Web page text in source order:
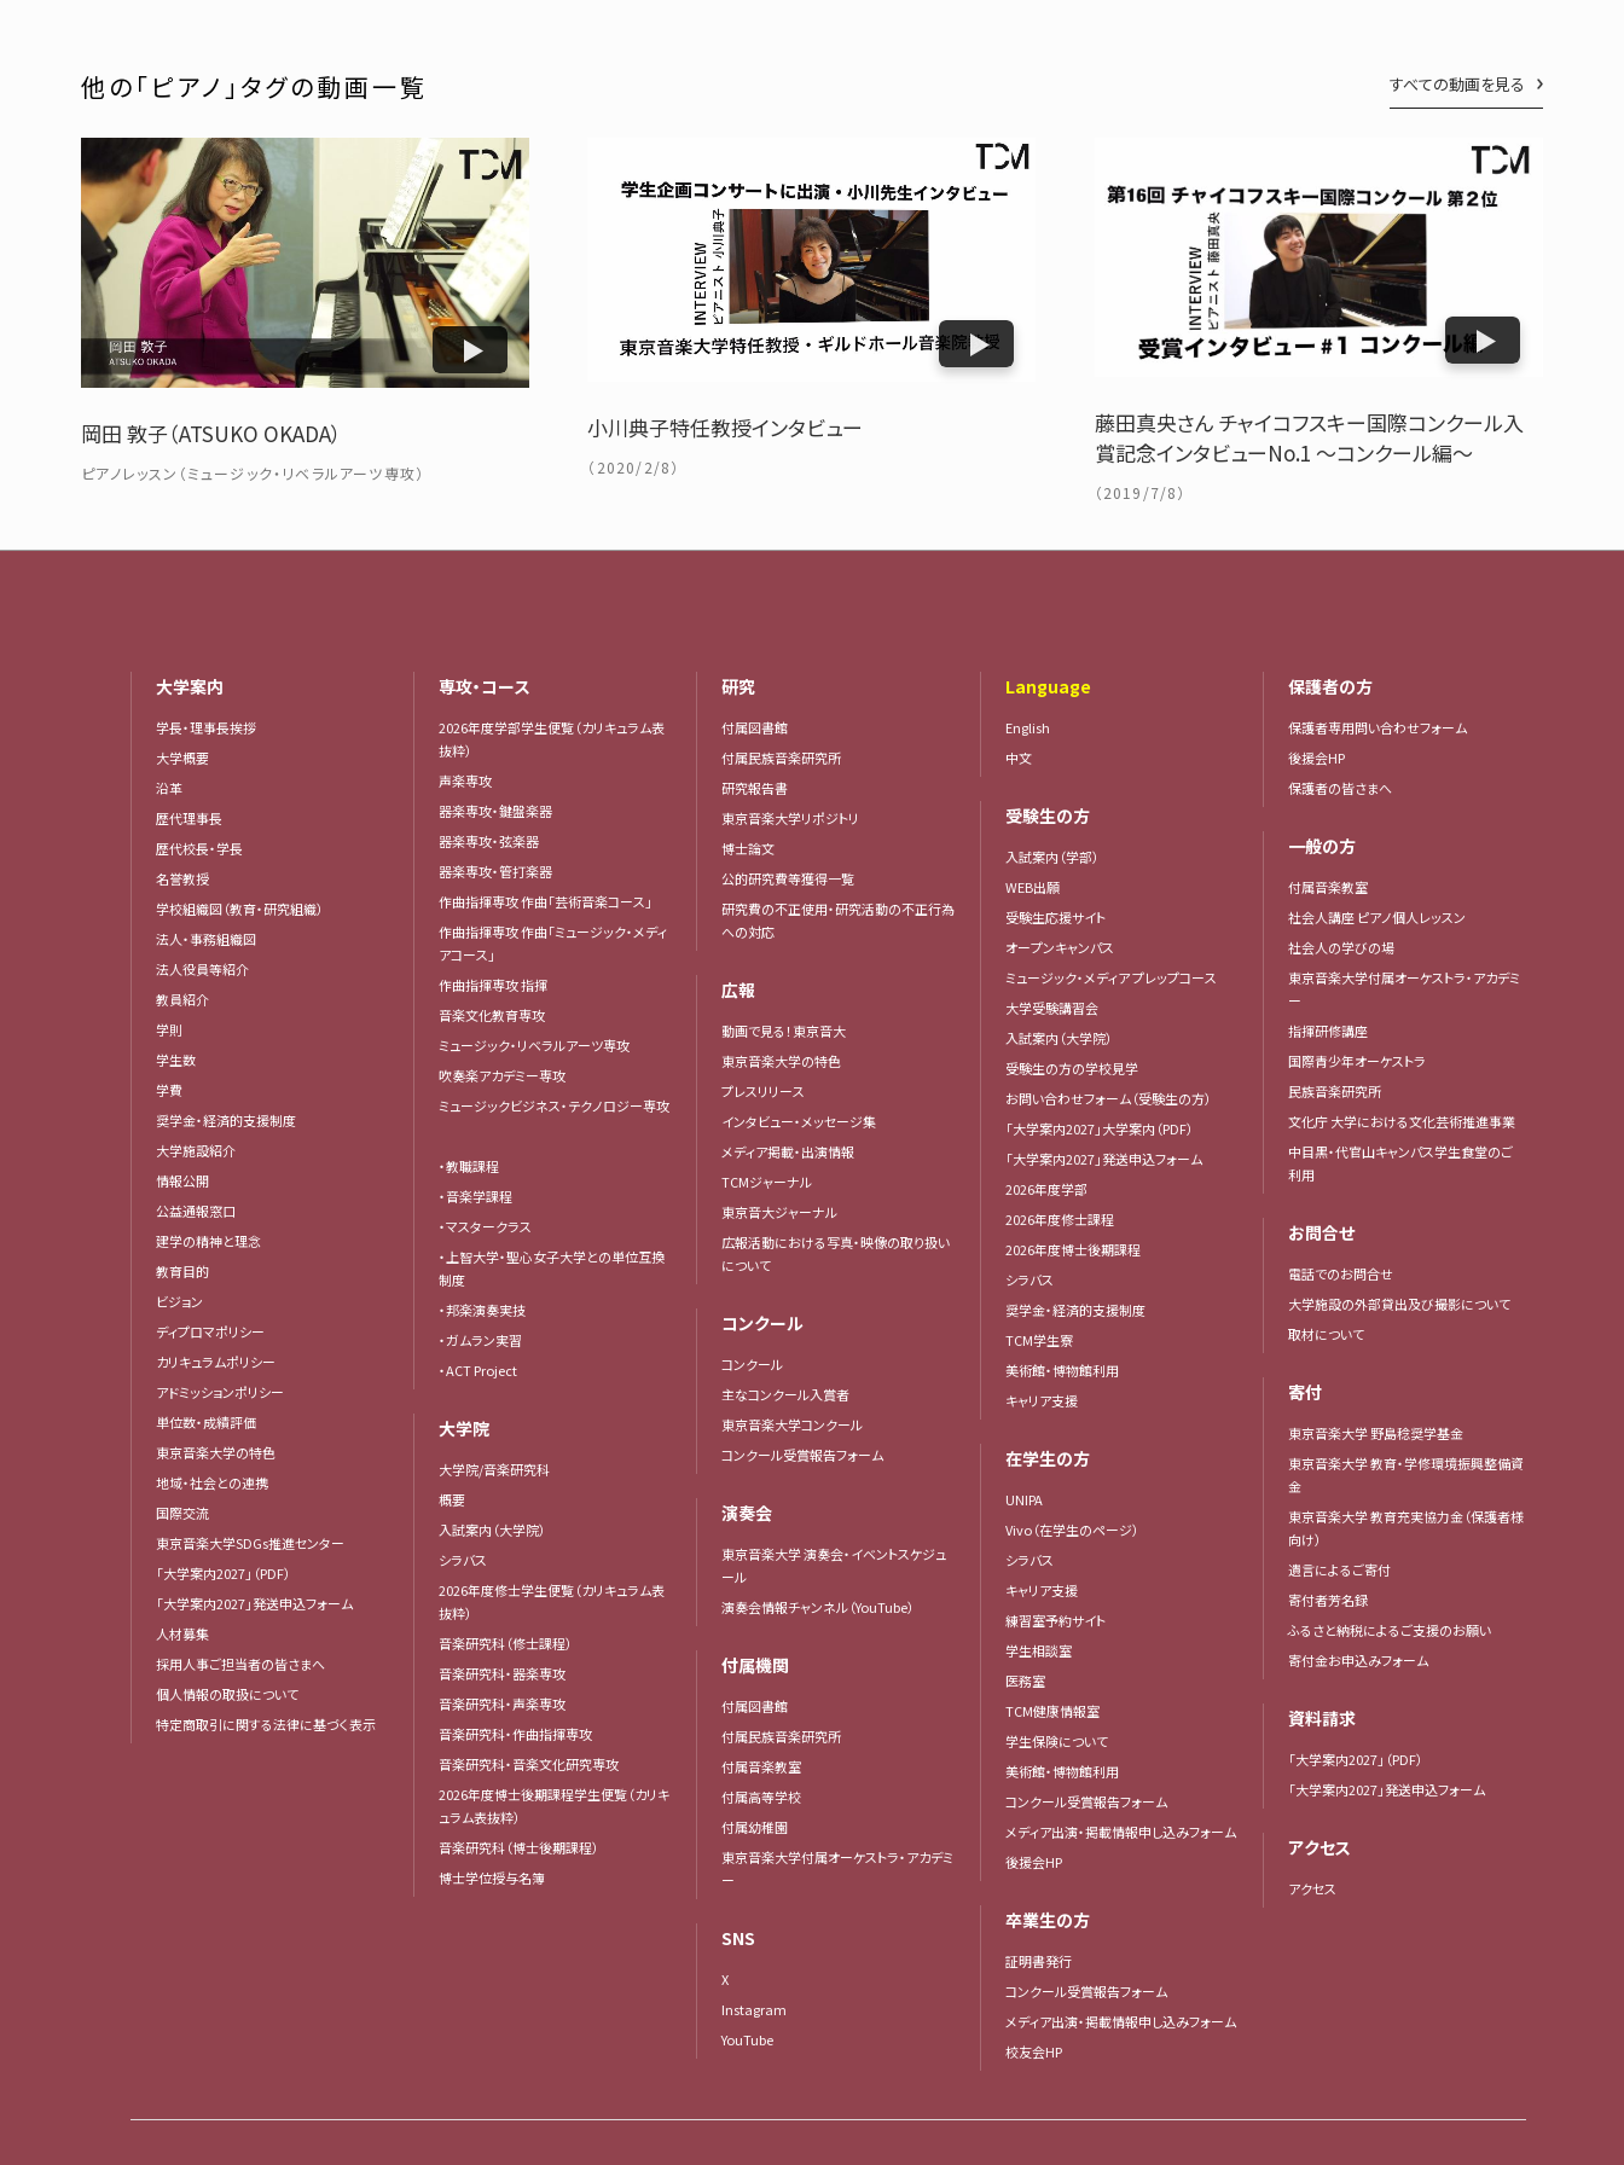
他の「ピアノ」タグの動画一覧 すべての動画を見る
岡田 敦子（ATSUKO OKADA）
ピアノレッスン（ミュージック・リベラルアーツ専攻）
小川典子特任教授インタビュー
（2020/2/8）
藤田真央さん チャイコフスキー国際コンクール入
賞記念インタビューNo.1 ～コンクール編～
（2019/7/8）
大学案内
学長・理事長挨拶
大学概要
沿革
歴代理事長
歴代校長・学長
名誉教授
学校組織図（教育・研究組織）
法人・事務組織図
法人役員等紹介
教員紹介
学則
学生数
学費
奨学金・経済的支援制度
大学施設紹介
情報公開
公益通報窓口
建学の精神と理念
教育目的
ビジョン
ディプロマポリシー
カリキュラムポリシー
アドミッションポリシー
単位数・成績評価
東京音楽大学の特色
地域・社会との連携
国際交流
東京音楽大学SDGs推進センター
「大学案内2027」（PDF）
「大学案内2027」発送申込フォーム
人材募集
採用人事ご担当者の皆さまへ
個人情報の取扱について
特定商取引に関する法律に基づく表示
専攻・コース
2026年度学部学生便覧（カリキュラム表
抜粋）
声楽専攻
器楽専攻・鍵盤楽器
器楽専攻・弦楽器
器楽専攻・管打楽器
作曲指揮専攻 作曲「芸術音楽コース」
作曲指揮専攻 作曲「ミュージック・メディ
アコース」
作曲指揮専攻 指揮
音楽文化教育専攻
ミュージック・リベラルアーツ専攻
吹奏楽アカデミー専攻
ミュージックビジネス・テクノロジー専攻
・教職課程
・音楽学課程
・マスタークラス
・上智大学・聖心女子大学との単位互換
制度
・邦楽演奏実技
・ガムラン実習
・ACT Project
大学院
大学院/音楽研究科
概要
入試案内（大学院）
シラバス
2026年度修士学生便覧（カリキュラム表
抜粋）
音楽研究科（修士課程）
音楽研究科・器楽専攻
音楽研究科・声楽専攻
音楽研究科・作曲指揮専攻
音楽研究科・音楽文化研究専攻
2026年度博士後期課程学生便覧（カリキ
ュラム表抜粋）
音楽研究科（博士後期課程）
博士学位授与名簿
研究
付属図書館
付属民族音楽研究所
研究報告書
東京音楽大学リポジトリ
博士論文
公的研究費等獲得一覧
研究費の不正使用・研究活動の不正行為
への対応
広報
動画で見る！東京音大
東京音楽大学の特色
プレスリリース
インタビュー・メッセージ集
メディア掲載・出演情報
TCMジャーナル
東京音大ジャーナル
広報活動における写真・映像の取り扱い
について
コンクール
コンクール
主なコンクール入賞者
東京音楽大学コンクール
コンクール受賞報告フォーム
演奏会
東京音楽大学 演奏会・イベントスケジュ
ール
演奏会情報チャンネル（YouTube）
付属機関
付属図書館
付属民族音楽研究所
付属音楽教室
付属高等学校
付属幼稚園
東京音楽大学付属オーケストラ・アカデミ
ー
SNS
X
Instagram
YouTube
Language
English
中文
受験生の方
入試案内（学部）
WEB出願
受験生応援サイト
オープンキャンパス
ミュージック・メディア プレップコース
大学受験講習会
入試案内（大学院）
受験生の方の学校見学
お問い合わせフォーム（受験生の方）
「大学案内2027」大学案内（PDF）
「大学案内2027」発送申込フォーム
2026年度学部
2026年度修士課程
2026年度博士後期課程
シラバス
奨学金・経済的支援制度
TCM学生寮
美術館・博物館利用
キャリア支援
在学生の方
UNIPA
Vivo（在学生のページ）
シラバス
キャリア支援
練習室予約サイト
学生相談室
医務室
TCM健康情報室
学生保険について
美術館・博物館利用
コンクール受賞報告フォーム
メディア出演・掲載情報申し込みフォーム
後援会HP
卒業生の方
証明書発行
コンクール受賞報告フォーム
メディア出演・掲載情報申し込みフォーム
校友会HP
保護者の方
保護者専用問い合わせフォーム
後援会HP
保護者の皆さまへ
一般の方
付属音楽教室
社会人講座 ピアノ個人レッスン
社会人の学びの場
東京音楽大学付属オーケストラ・アカデミ
ー
指揮研修講座
国際青少年オーケストラ
民族音楽研究所
文化庁 大学における文化芸術推進事業
中目黒・代官山キャンパス学生食堂のご
利用
お問合せ
電話でのお問合せ
大学施設の外部貸出及び撮影について
取材について
寄付
東京音楽大学 野島稔奨学基金
東京音楽大学 教育・学修環境振興整備資
金
東京音楽大学 教育充実協力金（保護者様
向け）
遺言によるご寄付
寄付者芳名録
ふるさと納税によるご支援のお願い
寄付金お申込みフォーム
資料請求
「大学案内2027」（PDF）
「大学案内2027」発送申込フォーム
アクセス
アクセス